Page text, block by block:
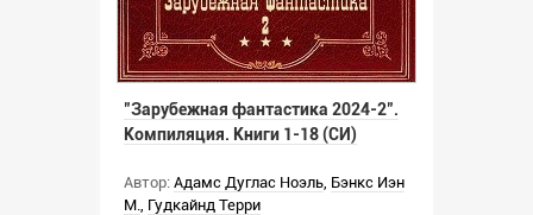
"Зарубежная фантастика 2024-2".
Компиляция. Книги 1-18 (СИ)
Автор: Адамс Дуглас Ноэль, Бэнкс Иэн
М., Гудкайнд Терри